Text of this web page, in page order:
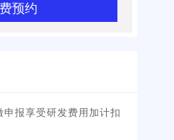
预约
申报享受研发费用加计扣